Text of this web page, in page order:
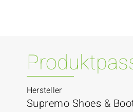
Hersteller
Supremo Shoes &